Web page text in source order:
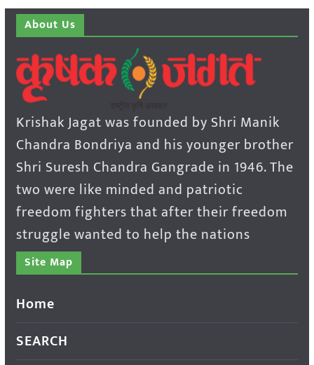
About Us
Krishak Jagat was founded by Shri Manik
Chandra Bondriya and his younger brother
Shri Suresh Chandra Gangrade in 1946. The
two were like minded and patriotic
freedom fighters that after their freedom
struggle wanted to help the nations
Site Map
Home
SEARCH